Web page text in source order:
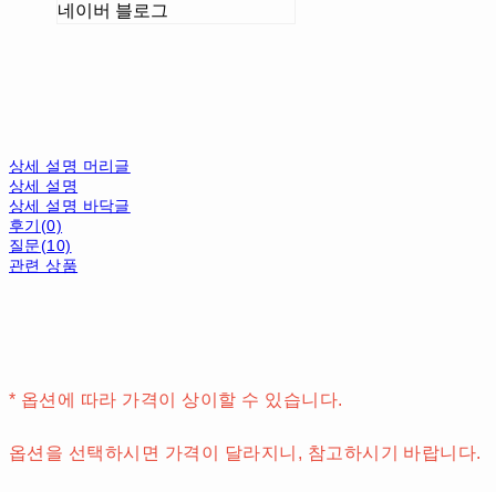
네이버 블로그
상세 설명 머리글
상세 설명
상세 설명 바닥글
후기(0)
질문(10)
관련 상품
* 옵션에 따라 가격이 상이할 수 있습니다.
옵션을 선택하시면 가격이 달라지니, 참고하시기 바랍니다.